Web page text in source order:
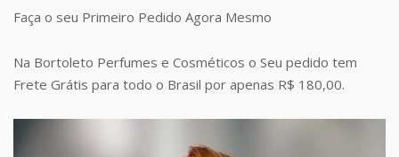
Faça o seu Primeiro Pedido Agora Mesmo
Na Bortoleto Perfumes e Cosméticos o Seu pedido tem
Frete Grátis para todo o Brasil por apenas R$ 180,00.